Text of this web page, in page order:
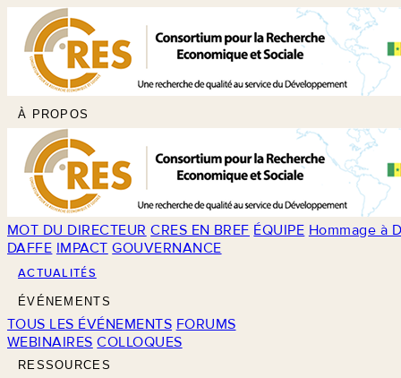
À PROPOS
MOT DU DIRECTEUR CRES EN BREF ÉQUIPE Hommage à
DAFFE IMPACT GOUVERNANCE
ACTUALITÉS
ÉVÉNEMENTS
TOUS LES ÉVÉNEMENTS FORUMS
WEBINAIRES COLLOQUES
RESSOURCES